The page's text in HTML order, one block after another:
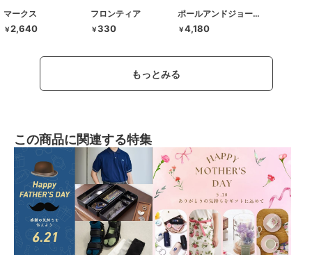
マークス
￥2,640
フロンティア
￥330
ポールアンドジョー ラ･パペトリー
￥4,180
もっとみる
この商品に関連する特集